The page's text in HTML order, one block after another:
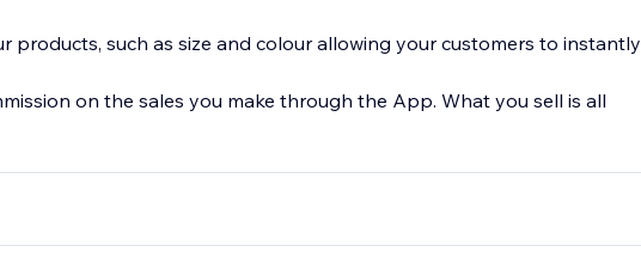
products, such as size and colour allowing your customers to instantly
on the sales you make through the App. What you sell is all